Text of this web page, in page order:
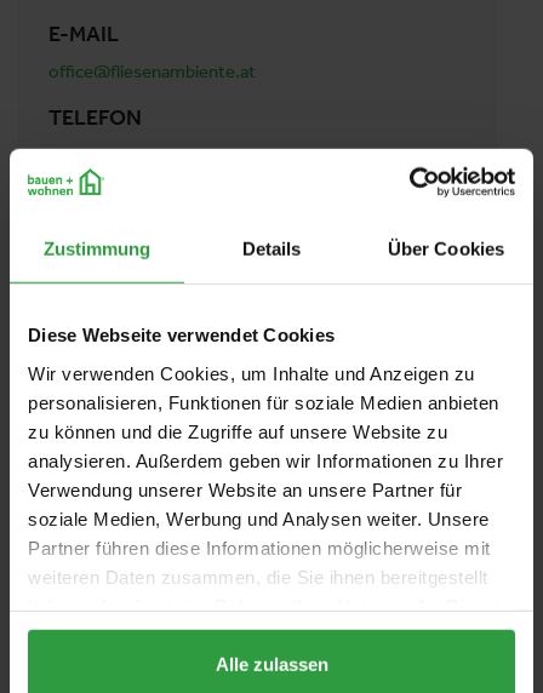
Zustimmung Details Über Cookies
Diese Webseite verwendet Cookies
Wir verwenden Cookies, um Inhalte und Anzeigen zu
personalisieren, Funktionen für soziale Medien anbieten
zu können und die Zugriffe auf unsere Website zu
analysieren. Außerdem geben wir Informationen zu Ihrer
Verwendung unserer Website an unsere Partner für
soziale Medien, Werbung und Analysen weiter. Unsere
Partner führen diese Informationen möglicherweise mit
weiteren Daten zusammen, die Sie ihnen bereitgestellt
gesammelt haben.
Alle zulassen
E-MAIL
office@fliesenambiente.at
TELEFON
+43662876423
ADRESSE
Fliesen Ambiente GmbH
Österreich
ZUR ÜBERSICHT